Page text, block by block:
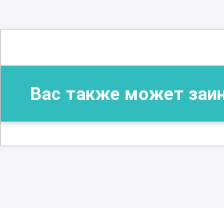
Вас также может